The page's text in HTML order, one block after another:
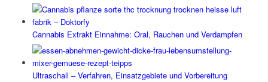
Cannabis Extrakt Einnahme: Oral, Rauchen und Verdampfen
Ultraschall – Verfahren, Einsatzgebiete und Vorbereitung